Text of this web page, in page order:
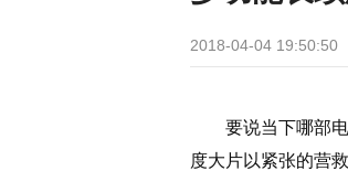
2018-04-04 19:50:50
要说当下哪部
度大片以紧张的营